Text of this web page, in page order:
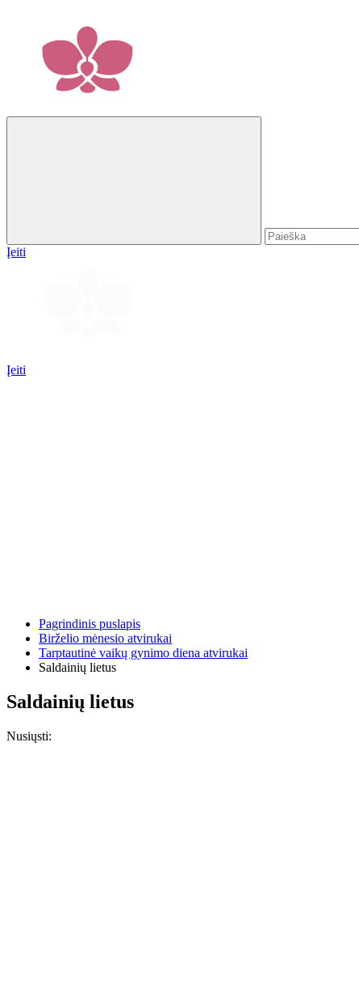
Įeiti
Įeiti
Pagrindinis puslapis
Birželio mėnesio atvirukai
Tarptautinė vaikų gynimo diena atvirukai
Saldainių lietus
Saldainių lietus
Nusiųsti: